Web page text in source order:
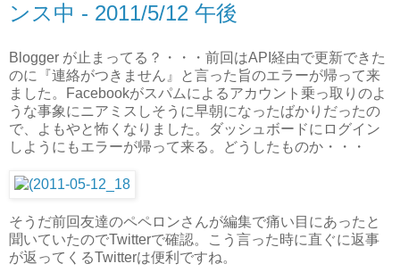
ンス中 - 2011/5/12 午後
Blogger が止まってる？・・・前回はAPI経由で更新できた
のに『連絡がつきません』と言った旨のエラーが帰って来
ました。Facebookがスパムによるアカウント乗っ取りのよ
うな事象にニアミスしそうに早朝になったばかりだったの
で、よもやと怖くなりました。ダッシュボードにログイン
しようにもエラーが帰って来る。どうしたものか・・・
そうだ前回友達のペペロンさんが編集で痛い目にあったと
聞いていたのでTwitterで確認。こう言った時に直ぐに返事
が返ってくるTwitterは便利ですね。